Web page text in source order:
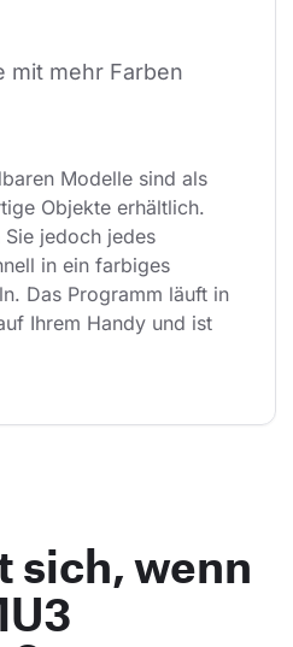
mit mehr Farben
Modelle sind als
Objekte erhältlich.
jedoch jedes
in ein farbiges
Das Programm läuft in
Ihrem Handy und ist
sich, wenn